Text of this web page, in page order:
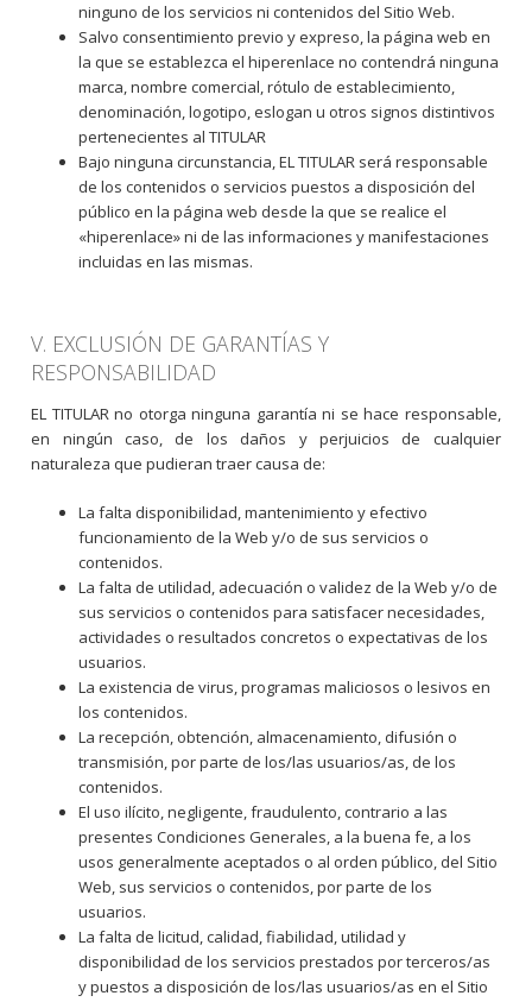
ninguno de los servicios ni contenidos del Sitio Web.
Salvo consentimiento previo y expreso, la página web en
la que se establezca el hiperenlace no contendrá ninguna
marca, nombre comercial, rótulo de establecimiento,
denominación, logotipo, eslogan u otros signos distintivos
pertenecientes al TITULAR
Bajo ninguna circunstancia, EL TITULAR será responsable
de los contenidos o servicios puestos a disposición del
público en la página web desde la que se realice el
«hiperenlace» ni de las informaciones y manifestaciones
incluidas en las mismas.
V. EXCLUSIÓN DE GARANTÍAS Y
RESPONSABILIDAD
EL TITULAR no otorga ninguna garantía ni se hace responsable,
en ningún caso, de los daños y perjuicios de cualquier
naturaleza que pudieran traer causa de:
La falta disponibilidad, mantenimiento y efectivo
funcionamiento de la Web y/o de sus servicios o
contenidos.
La falta de utilidad, adecuación o validez de la Web y/o de
sus servicios o contenidos para satisfacer necesidades,
actividades o resultados concretos o expectativas de los
usuarios.
La existencia de virus, programas maliciosos o lesivos en
los contenidos.
La recepción, obtención, almacenamiento, difusión o
transmisión, por parte de los/las usuarios/as, de los
contenidos.
El uso ilícito, negligente, fraudulento, contrario a las
presentes Condiciones Generales, a la buena fe, a los
usos generalmente aceptados o al orden público, del Sitio
Web, sus servicios o contenidos, por parte de los
usuarios.
La falta de licitud, calidad, fiabilidad, utilidad y
disponibilidad de los servicios prestados por terceros/as
y puestos a disposición de los/las usuarios/as en el Sitio